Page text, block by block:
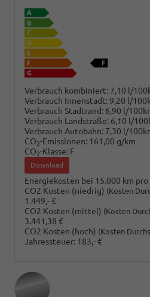
Verbrauch kombiniert: 7,10 l/
Verbrauch Innenstadt: 9,20 l/
Verbrauch Stadtrand: 6,90 l/
Verbrauch Landstraße: 6,10 l/
Verbrauch Autobahn: 7,30 l/
CO2-Emissionen: 161,00 g/km
CO2-Klasse: F
Download
Energiekosten bei 15.000 km pro
CO2 Kosten (niedrig) (Kosten
1.449,- €
CO2 Kosten (mittel) (Kosten
3.441,38 €
CO2 Kosten (hoch) (Kosten
Jahressteuer: 183,- €